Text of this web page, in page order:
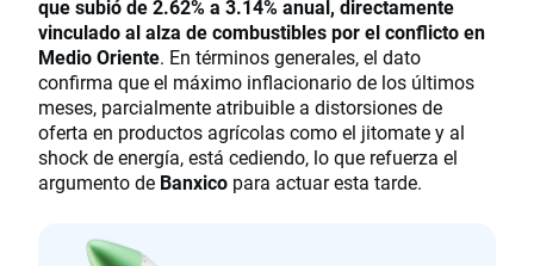
que subió de 2.62% a 3.14% anual, directamente
vinculado al alza de combustibles por el conflicto en
Medio Oriente. En términos generales, el dato
confirma que el máximo inflacionario de los últimos
meses, parcialmente atribuible a distorsiones de
oferta en productos agrícolas como el jitomate y al
shock de energía, está cediendo, lo que refuerza el
argumento de Banxico para actuar esta tarde.